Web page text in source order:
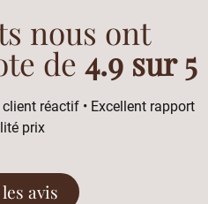
nous ont
de 4.9 sur 5
réactif • Excellent rapport
prix
avis